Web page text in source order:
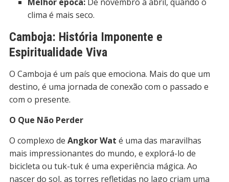
clima é mais seco.
Camboja: História Imponente e
Espiritualidade Viva
O Camboja é um país que emociona. Mais do que um
destino, é uma jornada de conexão com o passado e
com o presente.
O Que Não Perder
O complexo de Angkor Wat é uma das maravilhas
mais impressionantes do mundo, e explorá-lo de
bicicleta ou tuk-tuk é uma experiência mágica. Ao
nascer do sol, as torres refletidas no lago criam uma